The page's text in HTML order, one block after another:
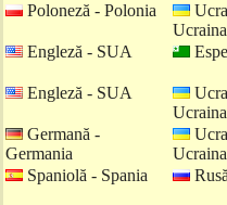
Poloneză - Polonia
Ucraina
Engleză - SUA
Engleză - SUA
Ucraina
Germană -
Germania
Ucraina
Spaniolă - Spania